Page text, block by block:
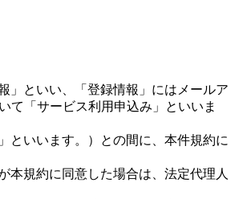
」といい、「登録情報」にはメールア
て「サービス利用申込み」といいま
といいます。）との間に、本件規約に
規約に同意した場合は、法定代理人